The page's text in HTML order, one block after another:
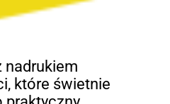
nadrukiem
które świetnie